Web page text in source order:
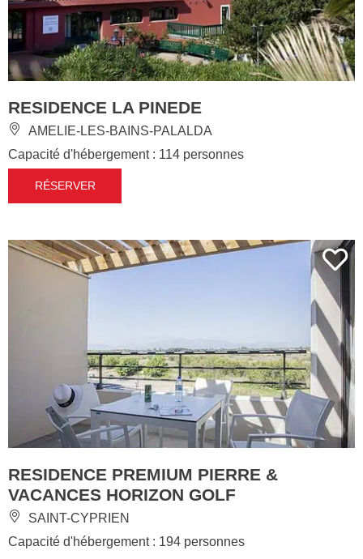
RESIDENCE LA PINEDE
AMELIE-LES-BAINS-PALALDA
Capacité d'hébergement : 114 personnes
RÉSERVER
RESIDENCE PREMIUM PIERRE &
VACANCES HORIZON GOLF
SAINT-CYPRIEN
Capacité d'hébergement : 194 personnes